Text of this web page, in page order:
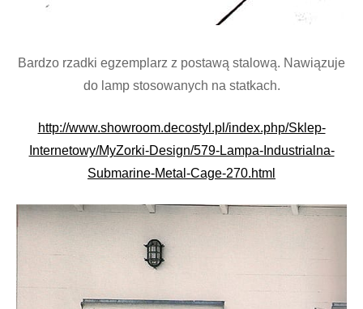
Bardzo rzadki egzemplarz z postawą stalową. Nawiązuje
do lamp stosowanych na statkach.
http://www.showroom.decostyl.pl/index.php/Sklep-
Internetowy/MyZorki-Design/579-Lampa-Industrialna-
Submarine-Metal-Cage-270.html